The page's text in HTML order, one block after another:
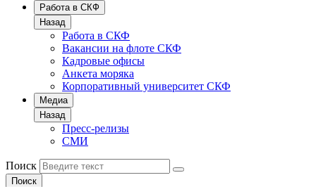
Работа в СКФ
Назад
Работа в СКФ
Вакансии на флоте СКФ
Кадровые офисы
Анкета моряка
Корпоративный университет СКФ
Медиа
Назад
Пресс-релизы
СМИ
Поиск
Поиск